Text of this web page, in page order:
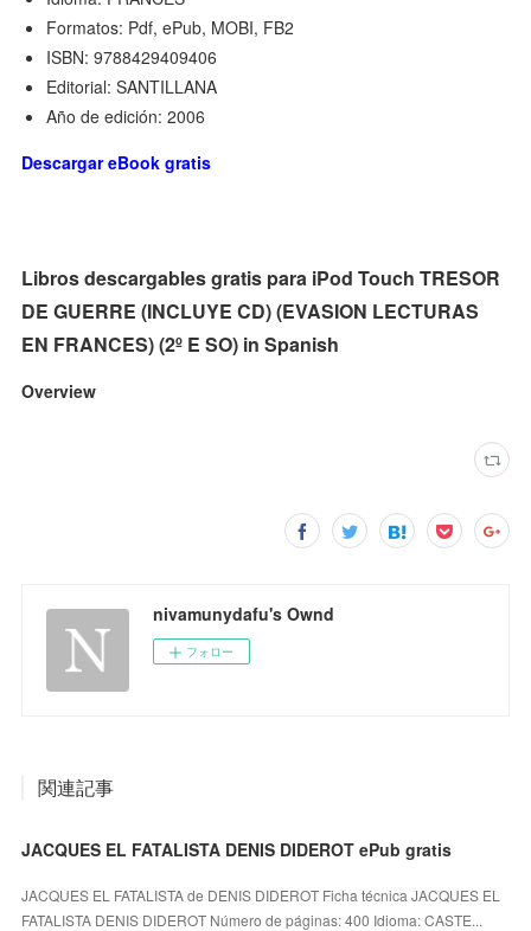
Formatos: Pdf, ePub, MOBI, FB2
ISBN: 9788429409406
Editorial: SANTILLANA
Año de edición: 2006
Descargar eBook gratis
Libros descargables gratis para iPod Touch TRESOR
DE GUERRE (INCLUYE CD) (EVASION LECTURAS
EN FRANCES) (2º E SO) in Spanish
Overview
nivamunydafu's Ownd
フォロー
関連記事
JACQUES EL FATALISTA DENIS DIDEROT ePub gratis
JACQUES EL FATALISTA de DENIS DIDEROT Ficha técnica JACQUES EL
FATALISTA DENIS DIDEROT Número de páginas: 400 Idioma: CASTE...